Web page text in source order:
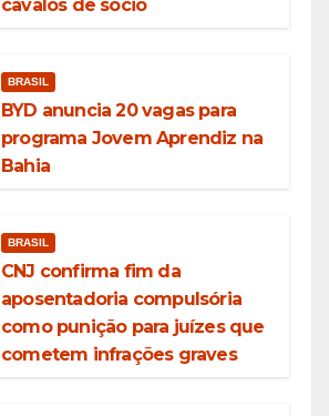
cavalos de sócio
BRASIL
BYD anuncia 20 vagas para
programa Jovem Aprendiz na
Bahia
BRASIL
CNJ confirma fim da
aposentadoria compulsória
como punição para juízes que
cometem infrações graves